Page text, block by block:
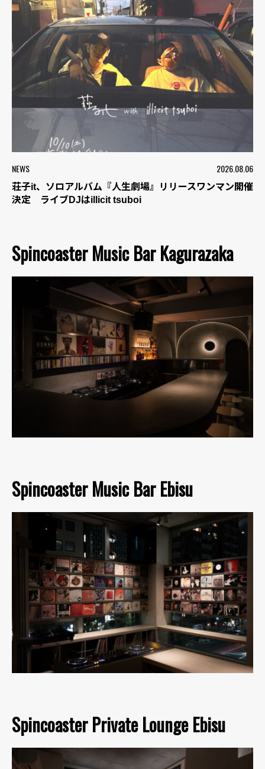
NEWS 2026.08.06
荘子it、ソロアルバム『人生劇場』リリースワンマン開催
決定 ライブDJはillicit tsuboi
Spincoaster Music Bar Kagurazaka
Spincoaster Music Bar Ebisu
Spincoaster Private Lounge Ebisu